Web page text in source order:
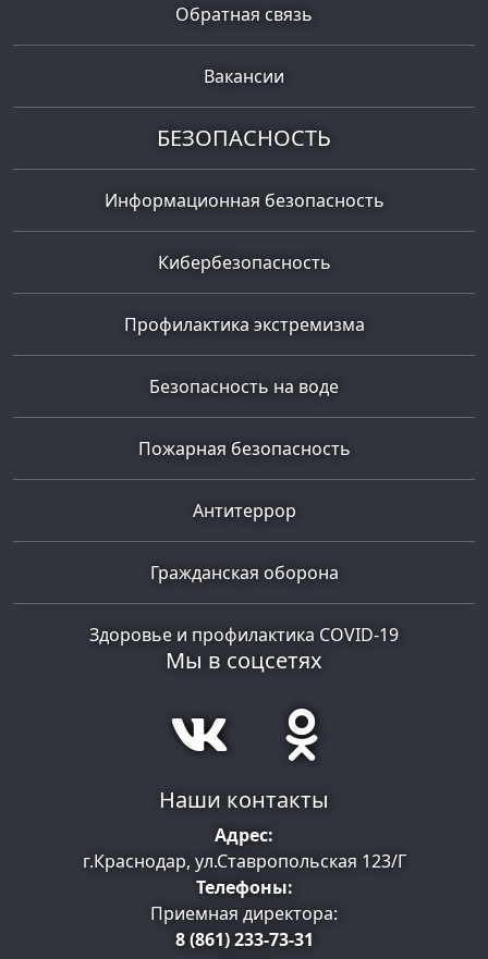
Обратная связь
Вакансии
БЕЗОПАСНОСТЬ
Информационная безопасность
Кибербезопасность
Профилактика экстремизма
Безопасность на воде
Пожарная безопасность
Антитеррор
Гражданская оборона
Здоровье и профилактика COVID-19
Мы в соцсетях
Наши контакты
Адрес:
г.Краснодар, ул.Ставропольская 123/Г
Телефоны:
Приемная директора:
8 (861) 233-73-31